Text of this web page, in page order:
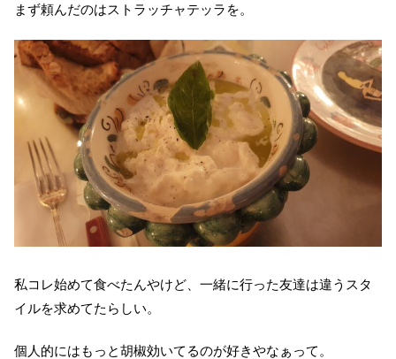
まず頼んだのはストラッチャテッラを。
私コレ始めて食べたんやけど、一緒に行った友達は違うスタ
イルを求めてたらしい。
個人的にはもっと胡椒効いてるのが好きやなぁって。